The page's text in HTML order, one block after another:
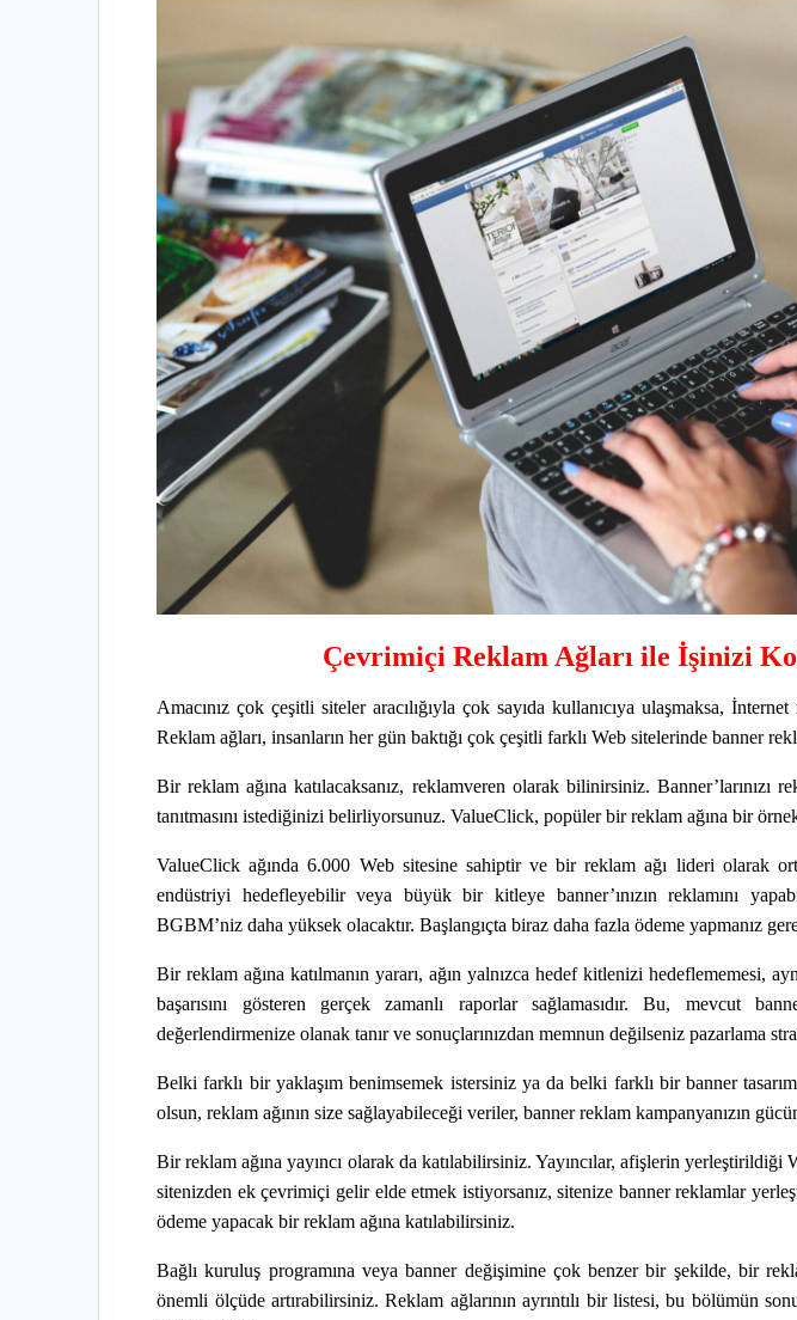
Çevrimiçi Reklam Ağları ile İşinizi
Amacınız çok çeşitli siteler aracılığıyla çok sayıda kullanıcıya ulaşmaksa,
Reklam ağları, insanların her gün baktığı çok çeşitli farklı Web sitelerinde banner
Bir reklam ağına katılacaksanız, reklamveren olarak bilinirsiniz. Banner’larınızı
tanıtmasını istediğinizi belirliyorsunuz. ValueClick, popüler bir reklam ağına bir
ValueClick ağında 6.000 Web sitesine sahiptir ve bir reklam ağı lideri olarak
endüstriyi hedefleyebilir veya büyük bir kitleye banner’ınızın reklamını
BGBM’niz daha yüksek olacaktır. Başlangıçta biraz daha fazla ödeme yapmanız
Bir reklam ağına katılmanın yararı, ağın yalnızca hedef kitlenizi hedeflememesi,
başarısını gösteren gerçek zamanlı raporlar sağlamasıdır. Bu, mevcut
değerlendirmenize olanak tanır ve sonuçlarınızdan memnun değilseniz pazarlama
Belki farklı bir yaklaşım benimsemek istersiniz ya da belki farklı bir banner
olsun, reklam ağının size sağlayabileceği veriler, banner reklam kampanyanızın
Bir reklam ağına yayıncı olarak da katılabilirsiniz. Yayıncılar, afişlerin
sitenizden ek çevrimiçi gelir elde etmek istiyorsanız, sitenize banner reklamlar
ödeme yapacak bir reklam ağına katılabilirsiniz.
Bağlı kuruluş programına veya banner değişimine çok benzer bir şekilde, bir
önemli ölçüde artırabilirsiniz. Reklam ağlarının ayrıntılı bir listesi, bu bölümün